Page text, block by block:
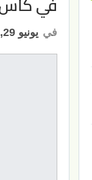
في يونيو 29, 2025